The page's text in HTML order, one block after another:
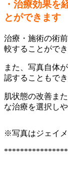
・治療効果を
とができます
治療・施術の術
較することがで
また、写真自体
認することもで
肌状態の改善ま
な治療を選択し
※写真はジェイ